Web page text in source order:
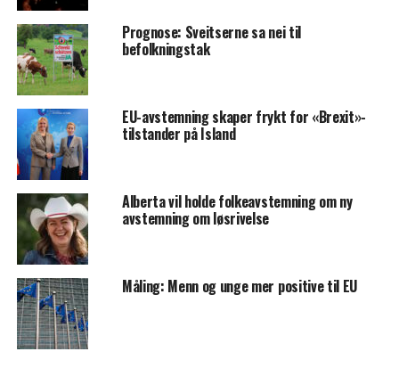
Prognose: Sveitserne sa nei til
befolkningstak
EU-avstemning skaper frykt for «Brexit»-
tilstander på Island
Alberta vil holde folkeavstemning om ny
avstemning om løsrivelse
Måling: Menn og unge mer positive til EU